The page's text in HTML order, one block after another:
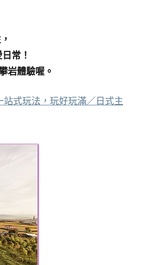
常！
岩體驗喔。
式玩法，玩好玩滿／日式主